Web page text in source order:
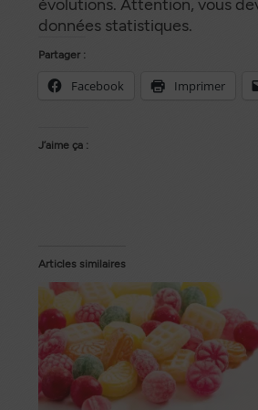
évolutions. Attention, vous
données statistiques.
Partager :
Facebook Imprimer
J’aime ça :
Articles similaires